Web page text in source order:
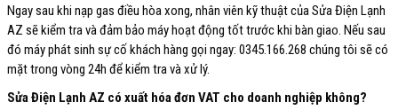
Ngay sau khi nạp gas điều hòa xong, nhân viên kỹ thuật của Sửa Điện Lạnh
AZ sẽ kiểm tra và đảm bảo máy hoạt động tốt trước khi bàn giao. Nếu sau
đó máy phát sinh sự cố khách hàng gọi ngay: 0345.166.268 chúng tôi sẽ có
mặt trong vòng 24h để kiểm tra và xử lý.
Sửa Điện Lạnh AZ có xuất hóa đơn VAT cho doanh nghiệp không?